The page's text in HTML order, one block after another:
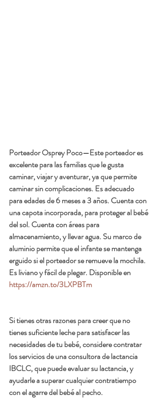
Porteador Osprey Poco—Este porteador es
excelente para las familias que le gusta
caminar, viajar y aventurar, ya que permite
caminar sin complicaciones. Es adecuado
para edades de 6 meses a 3 años. Cuenta con
una capota incorporada, para proteger al bebé
del sol. Cuenta con áreas para
almacenamiento, y llevar agua. Su marco de
aluminio permite que el infante se mantenga
erguido si el porteador se remueve la mochila.
Es liviano y fácil de plegar. Disponible en
https://amzn.to/3LXPBTm
Si tienes otras razones para creer que no
tienes suficiente leche para satisfacer las
necesidades de tu bebé, considere contratar
los servicios de una consultora de lactancia
IBCLC, que puede evaluar su lactancia, y
ayudarle a superar cualquier contratiempo
con el agarre del bebé al pecho.